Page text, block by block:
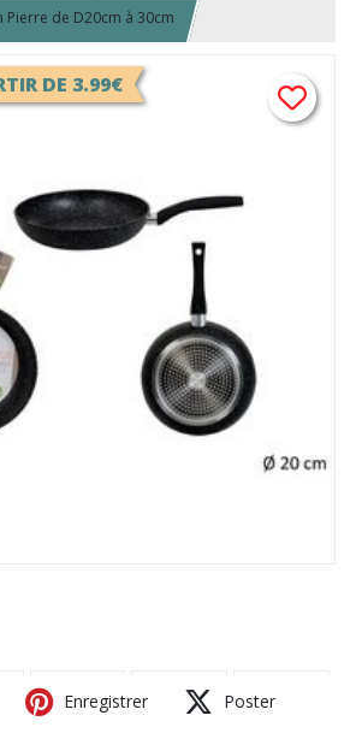
de D20cm à 30cm
DE 3.99€
Enregistrer Poster